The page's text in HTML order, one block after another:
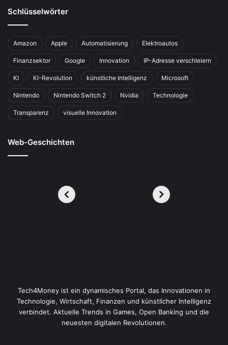
Schlüsselwörter
Amazon Apple Automatisierung Elektroautos
Finanzsektor Google Innovation IP-Adresse verschleiern
KI KI-Revolution künstliche Intelligenz Microsoft
Nintendo Nintendo Switch 2 Nvidia Technologie
Transparenz visuelle Innovation
Web-Geschichten
Tech4Money ist ein dynamisches Portal, das Innovationen in
Technologie, Wirtschaft, Finanzen und künstlicher Intelligenz
verbindet. Aktuelle Trends in Games, Open Banking und die
neuesten digitalen Revolutionen.